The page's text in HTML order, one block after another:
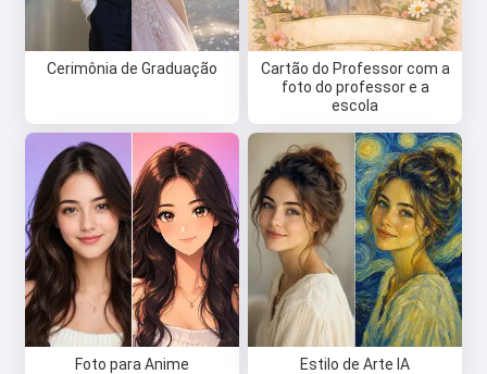
Cerimônia de Graduação
Cartão do Professor com a
foto do professor e a
escola
Foto para Anime Estilo de Arte IA